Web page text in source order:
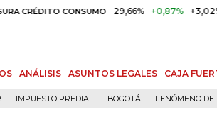
CONSUMO 29,66% +0,87% +3,02%
ANÁLISIS ASUNTOS LEGALES CAJA
IMPUESTO PREDIAL BOGOTÁ FENÓMENO DE